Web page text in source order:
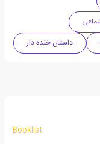
داستان خنده دار
Booklist